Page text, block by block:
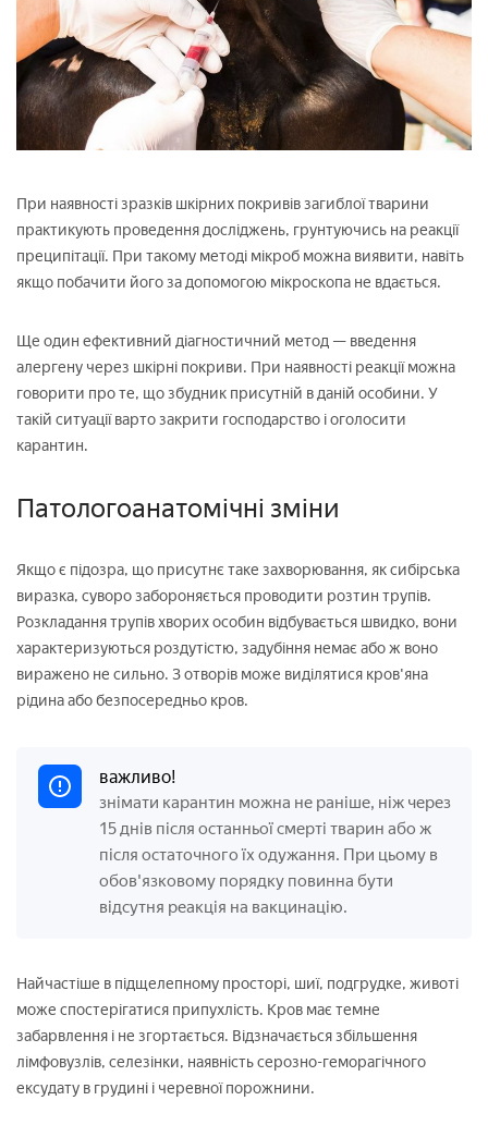
При наявності зразків шкірних покривів загиблої тварини
практикують проведення досліджень, грунтуючись на реакції
преципітації. При такому методі мікроб можна виявити, навіть
якщо побачити його за допомогою мікроскопа не вдається.
Ще один ефективний діагностичний метод — введення
алергену через шкірні покриви. При наявності реакції можна
говорити про те, що збудник присутній в даній особини. У
такій ситуації варто закрити господарство і оголосити
карантин.
Патологоанатомічні зміни
Якщо є підозра, що присутнє таке захворювання, як сибірська
виразка, суворо забороняється проводити розтин трупів.
Розкладання трупів хворих особин відбувається швидко, вони
характеризуються роздутістю, задубіння немає або ж воно
виражено не сильно. З отворів може виділятися кров'яна
рідина або безпосередньо кров.
важливо!
знімати карантин можна не раніше, ніж через
15 днів після останньої смерті тварин або ж
після остаточного їх одужання. При цьому в
обов'язковому порядку повинна бути
відсутня реакція на вакцинацію.
Найчастіше в підщелепному просторі, шиї, подгрудке, животі
може спостерігатися припухлість. Кров має темне
забарвлення і не згортається. Відзначається збільшення
лімфовузлів, селезінки, наявність серозно-геморагічного
ексудату в грудині і черевної порожнини.